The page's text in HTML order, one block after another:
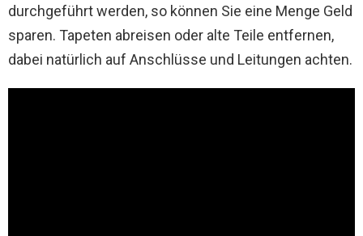
durchgeführt werden, so können Sie eine Menge Geld
sparen. Tapeten abreisen oder alte Teile entfernen,
dabei natürlich auf Anschlüsse und Leitungen achten.